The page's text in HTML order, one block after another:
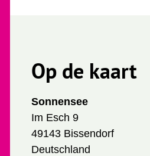
Op de kaart
Sonnensee
Im Esch 9
49143 Bissendorf
Deutschland